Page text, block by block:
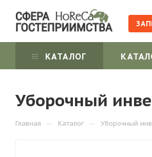
КАТАЛОГ
Уборочный
Главная — Каталог — Уборочный